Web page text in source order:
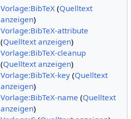
Vorlage:BibTeX(Quelltext
anzeigen)
Vorlage:BibTeX-attribute
(Quelltext anzeigen)
Vorlage:BibTeX-cleanup
(Quelltext anzeigen)
Vorlage:BibTeX-key(Quelltext
anzeigen)
Vorlage:BibTeX-name (Quelltext
anzeigen)